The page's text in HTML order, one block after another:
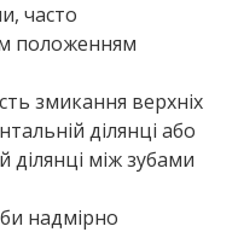
часто
положенням
змикання верхніх
ділянці або
ділянці між зубами
надмірно